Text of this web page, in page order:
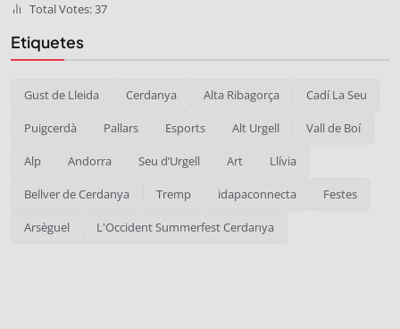
Total Votes: 37
Etiquetes
Gust de Lleida Cerdanya Alta Ribagorça Cadí La Seu
Puigcerdà Pallars Esports Alt Urgell Vall de Boí
Alp Andorra Seu d’Urgell Art Llívia
Bellver de Cerdanya Tremp idapaconnecta Festes
Arsèguel L'Occident Summerfest Cerdanya